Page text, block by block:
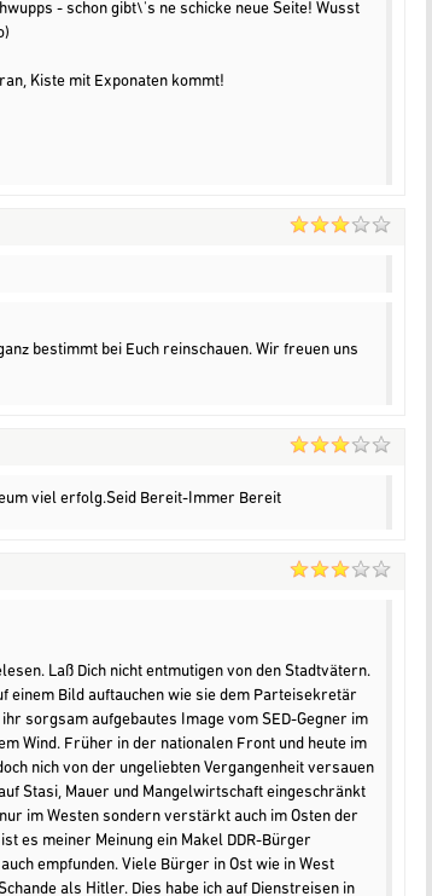
- schon gibt\'s ne schicke neue Seite! Wusst
Kiste mit Exponaten kommt!
bestimmt bei Euch reinschauen. Wir freuen uns
viel erfolg.Seid Bereit-Immer Bereit
Laß Dich nicht entmutigen von den Stadtvätern.
einem Bild auftauchen wie sie dem Parteisekretär
sorgsam aufgebautes Image vom SED-Gegner im
Wind. Früher in der nationalen Front und heute im
nich von der ungeliebten Vergangenheit versauen
Stasi, Mauer und Mangelwirtschaft eingeschränkt
im Westen sondern verstärkt auch im Osten der
es meiner Meinung ein Makel DDR-Bürger
empfunden. Viele Bürger in Ost wie in West
als Hitler. Dies habe ich auf Dienstreisen in